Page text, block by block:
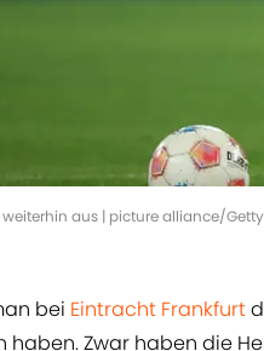
aus | picture alliance/
bei Eintracht Frankfurt
Zwar haben die